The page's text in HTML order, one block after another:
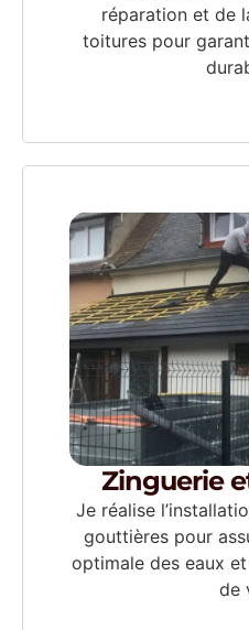
réparation et de
toitures pour
Zinguerie
Je réalise
gouttières pour
optimale des eaux
de